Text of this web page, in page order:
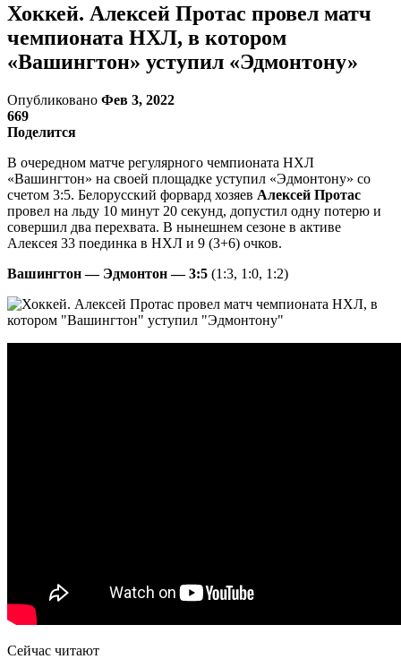
Хоккей. Алексей Протас провел матч
чемпионата НХЛ, в котором
«Вашингтон» уступил «Эдмонтону»
Опубликовано Фев 3, 2022
669
Поделится
В очередном матче регулярного чемпионата НХЛ
«Вашингтон» на своей площадке уступил «Эдмонтону» со
счетом 3:5. Белорусский форвард хозяев Алексей Протас
провел на льду 10 минут 20 секунд, допустил одну потерю и
совершил два перехвата. В нынешнем сезоне в активе
Алексея 33 поединка в НХЛ и 9 (3+6) очков.
Вашингтон — Эдмонтон — 3:5 (1:3, 1:0, 1:2)
Сейчас читают